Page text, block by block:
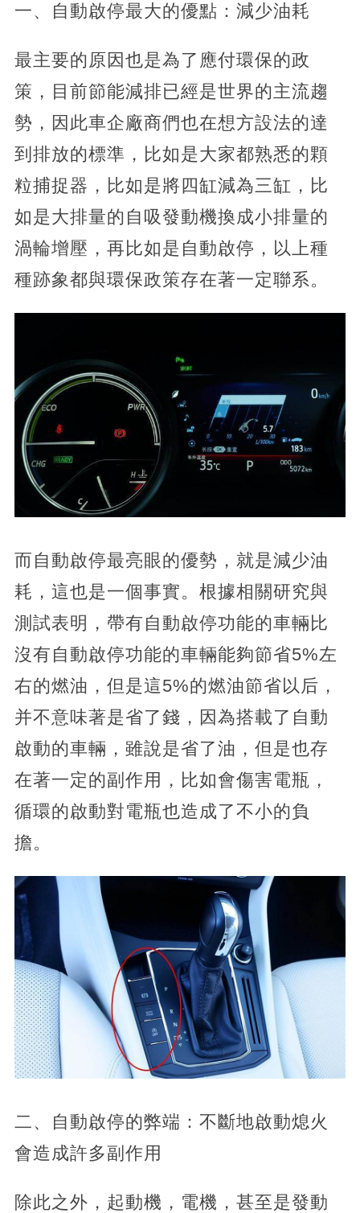
一、自動啟停最大的優點：減少油耗
最主要的原因也是為了應付環保的政
策，目前節能減排已經是世界的主流趨
勢，因此車企廠商們也在想方設法的達
到排放的標準，比如是大家都熟悉的顆
粒捕捉器，比如是將四缸減為三缸，比
如是大排量的自吸發動機換成小排量的
渦輪增壓，再比如是自動啟停，以上種
種跡象都與環保政策存在著一定聯系。
而自動啟停最亮眼的優勢，就是減少油
耗，這也是一個事實。根據相關研究與
測試表明，帶有自動啟停功能的車輛比
沒有自動啟停功能的車輛能夠節省5%左
右的燃油，但是這5%的燃油節省以后，
并不意味著是省了錢，因為搭載了自動
啟動的車輛，雖說是省了油，但是也存
在著一定的副作用，比如會傷害電瓶，
循環的啟動對電瓶也造成了不小的負
擔。
二、自動啟停的弊端：不斷地啟動熄火
會造成許多副作用
除此之外，起動機，電機，甚至是發動